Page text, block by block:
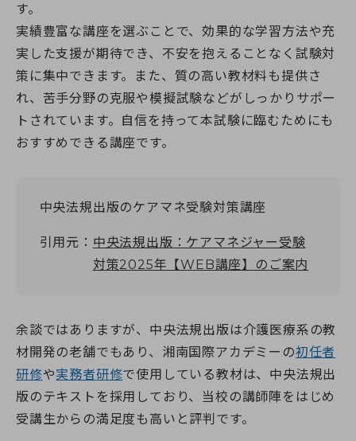
す。
実績豊富な講座を選ぶことで、効果的な学習方法や充
実した支援が期待でき、不安を抱えることなく試験対
策に集中できます。また、質の高い教材料も提供さ
れ、苦手分野の克服や模擬試験などがしっかりサポー
トされています。自信を持って本試験に臨むためにも
おすすめできる講座です。
中央法規出版のケアマネ受験対策講座
引用元： 中央法規出版：ケアマネジャー受験
対策2025年【WEB講座】のご案内
余談ではありますが、中央法規出版は介護医療系の教
材開発の老舗でもあり、湘南国際アカデミーの初任者
研修や実務者研修で使用している教材は、中央法規出
版のテキストを採用しており、当校の講師陣をはじめ
受講生からの満足度も高いと評判です。